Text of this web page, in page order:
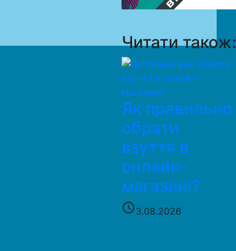
Читати також:
Як правильно
обрати
взуття в
онлайн-
магазині?
access_time3.08.2026